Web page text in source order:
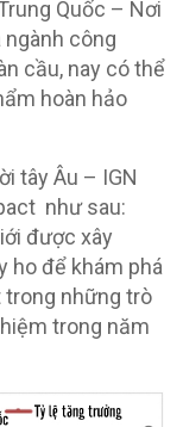
Quốc – Nơi
ngành công
cầu, nay có thể
hoàn hảo
tây Âu – IGN
như sau:
được xây
ho để khám phá
trong những trò
trong năm